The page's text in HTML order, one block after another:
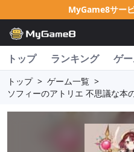
MyGame8サー
トップ ランキング ゲ
トップ > ゲーム一覧 >
ソフィーのアトリエ 不思議な本